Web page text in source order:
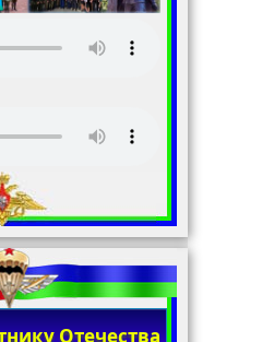
Отечества